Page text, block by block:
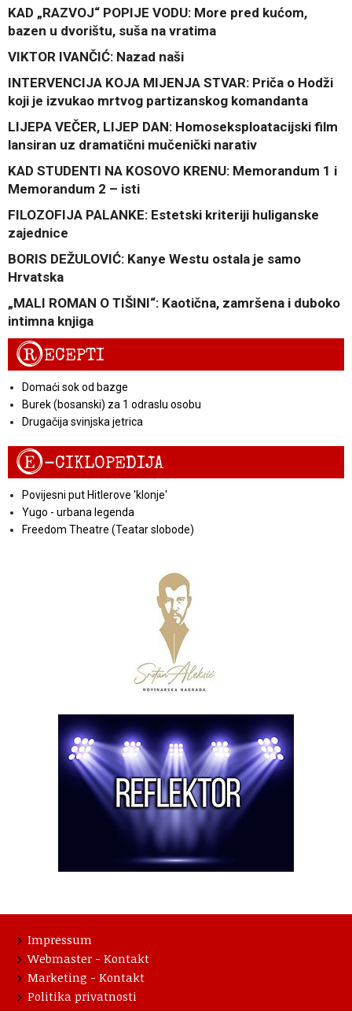
KAD „RAZVOJ“ POPIJE VODU: More pred kućom,
bazen u dvorištu, suša na vratima
VIKTOR IVANČIĆ: Nazad naši
INTERVENCIJA KOJA MIJENJA STVAR: Priča o Hodži
koji je izvukao mrtvog partizanskog komandanta
LIJEPA VEČER, LIJEP DAN: Homoseksploatacijski film
lansiran uz dramatični mučenički narativ
KAD STUDENTI NA KOSOVO KRENU: Memorandum 1 i
Memorandum 2 – isti
FILOZOFIJA PALANKE: Estetski kriteriji huliganske
zajednice
BORIS DEŽULOVIĆ: Kanye Westu ostala je samo
Hrvatska
„MALI ROMAN O TIŠINI“: Kaotična, zamršena i duboko
intimna knjiga
RECEPTI
Domaći sok od bazge
Burek (bosanski) za 1 odraslu osobu
Drugačija svinjska jetrica
E-CIKLOPEDIJA
Povijesni put Hitlerove 'klonje'
Yugo - urbana legenda
Freedom Theatre (Teatar slobode)
Impressum
Webmaster - Kontakt
Marketing - Kontakt
Politika privatnosti